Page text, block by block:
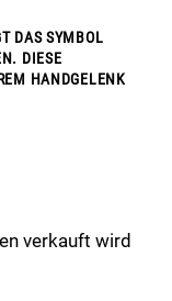
DAS SYMBOL
DIESE
HANDGELENK A
verkauft wird